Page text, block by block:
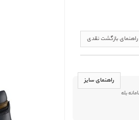
راهنمای بازگشت نقدی
راهنمای سایز
در سامانه بله